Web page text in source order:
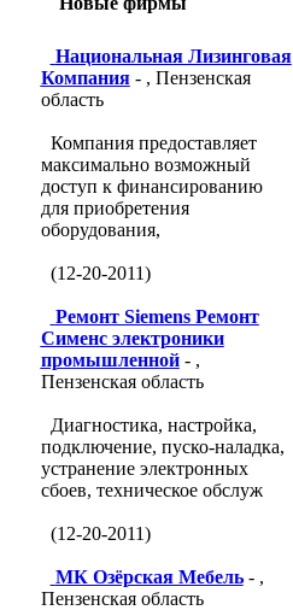
Национальная Лизинговая
Компания- , Пензенская
область
Компания предоставляет
максимально возможный
доступ к финансированию
для приобретения
оборудования,
(12-20-2011)
Ремонт Siemens Ремонт
Сименс электроники
промышленной- ,
Пензенская область
Диагностика, настройка,
подключение, пуско-наладка,
устранение электронных
сбоев, техническое обслуж
(12-20-2011)
МК Озёрская Мебель- ,
Пензенская область